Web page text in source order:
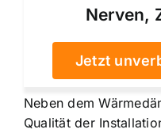
Nerven,
Jetzt
Neben dem
Qualität der